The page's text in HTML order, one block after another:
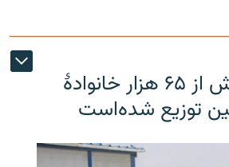
طالبان: برای بیش از ۶۵ هزار خانوادۀ
توزیع شده‌است